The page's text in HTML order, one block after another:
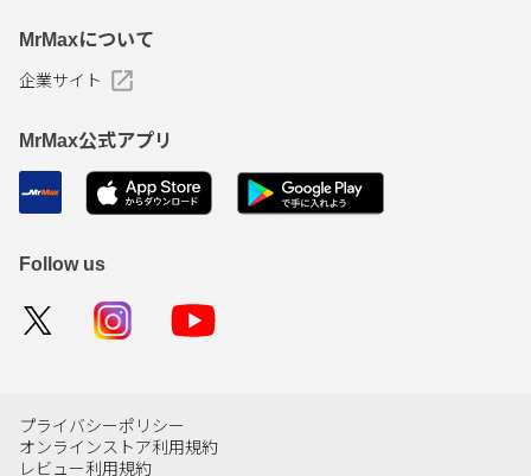
MrMaxについて
企業サイト
MrMax公式アプリ
Follow us
プライバシーポリシー
オンラインストア利用規約
レビュー利用規約